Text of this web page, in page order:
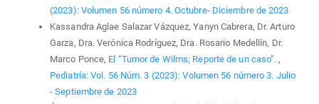
(2023): Volumen 56 número 4. Octubre- Diciembre de 2023
Kassandra Aglae Salazar Vázquez, Yanyn Cabrera, Dr. Arturo
Garza, Dra. Verónica Rodríguez, Dra. Rosario Medellín, Dr.
Marco Ponce, El “Tumor de Wilms; Reporte de un caso”. ,
Pediatría: Vol. 56 Núm. 3 (2023): Volumen 56 número 3. Julio
- Septiembre de 2023